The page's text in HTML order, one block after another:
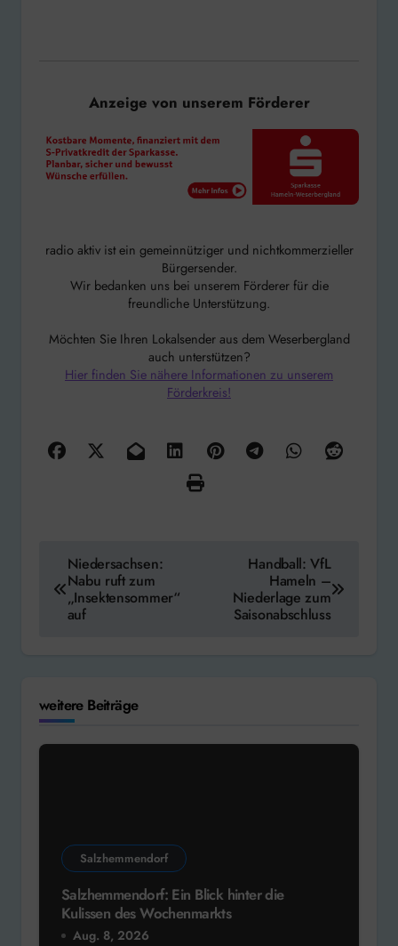
Anzeige von unserem Förderer
radio aktiv ist ein gemeinnütziger und nichtkommerzieller
Bürgersender.
Wir bedanken uns bei unserem Förderer für die
freundliche Unterstützung.
Möchten Sie Ihren Lokalsender aus dem Weserbergland
auch unterstützen?
Hier finden Sie nähere Informationen zu unserem
Förderkreis!
Beitragsnavigation
Niedersachsen:
Nabu ruft zum
„Insektensommer“
auf
Handball: VfL
Hameln –
Niederlage zum
Saisonabschluss
weitere Beiträge
Salzhemmendorf
Salzhemmendorf: Ein Blick hinter die
Kulissen des Wochenmarkts
Aug. 8, 2026